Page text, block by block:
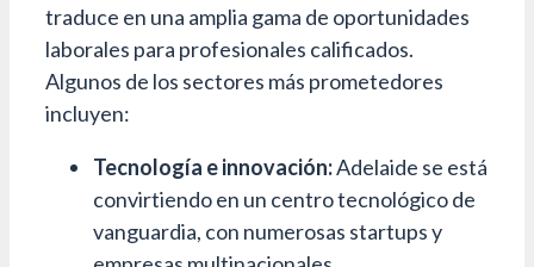
traduce en una amplia gama de oportunidades
laborales para profesionales calificados.
Algunos de los sectores más prometedores
incluyen:
Tecnología e innovación:Adelaide se está
convirtiendo en un centro tecnológico de
vanguardia, con numerosas startups y